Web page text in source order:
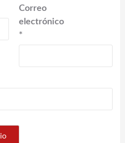
Correo
electrónico
*